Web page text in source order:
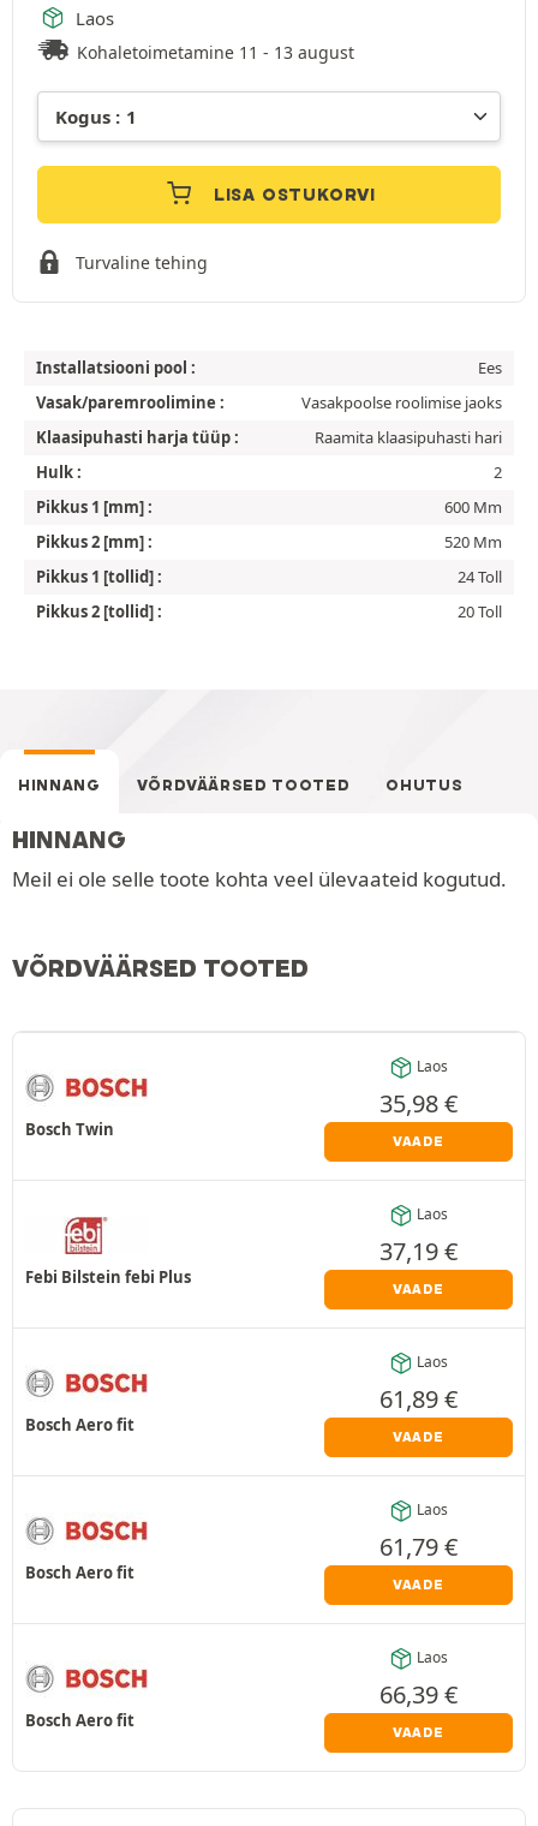
Laos
Kohaletoimetamine 11 - 13 august
LISA OSTUKORVI
Turvaline tehing
Installatsiooni pool :
Ees
Vasak/paremroolimine :
Vasakpoolse roolimise jaoks
Klaasipuhasti harja tüüp :
Raamita klaasipuhasti hari
Hulk :
2
Pikkus 1 [mm] :
600 Mm
Pikkus 2 [mm] :
520 Mm
Pikkus 1 [tollid] :
24 Toll
Pikkus 2 [tollid] :
20 Toll
HINNANG VÕRDVÄÄRSED TOOTED OHUTUS
HINNANG
Meil ei ole selle toote kohta veel ülevaateid kogutud.
VÕRDVÄÄRSED TOOTED
Bosch Twin
Laos
35,98€
VAADE
Febi Bilstein febi Plus
Laos
37,19€
VAADE
Bosch Aero fit
Laos
61,89€
VAADE
Bosch Aero fit
Laos
61,79€
VAADE
Bosch Aero fit
Laos
66,39€
VAADE